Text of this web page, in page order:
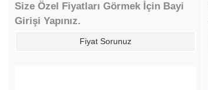
Size Özel Fiyatları Görmek İçin Bayi
Girişi Yapınız.
Fiyat Sorunuz